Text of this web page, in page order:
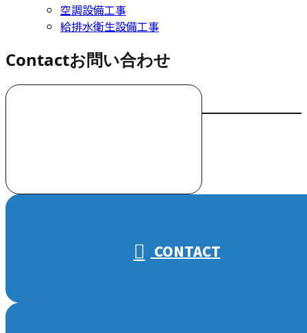
空調設備工事
給排水衛生設備工事
Contactお問い合わせ
CONTACT